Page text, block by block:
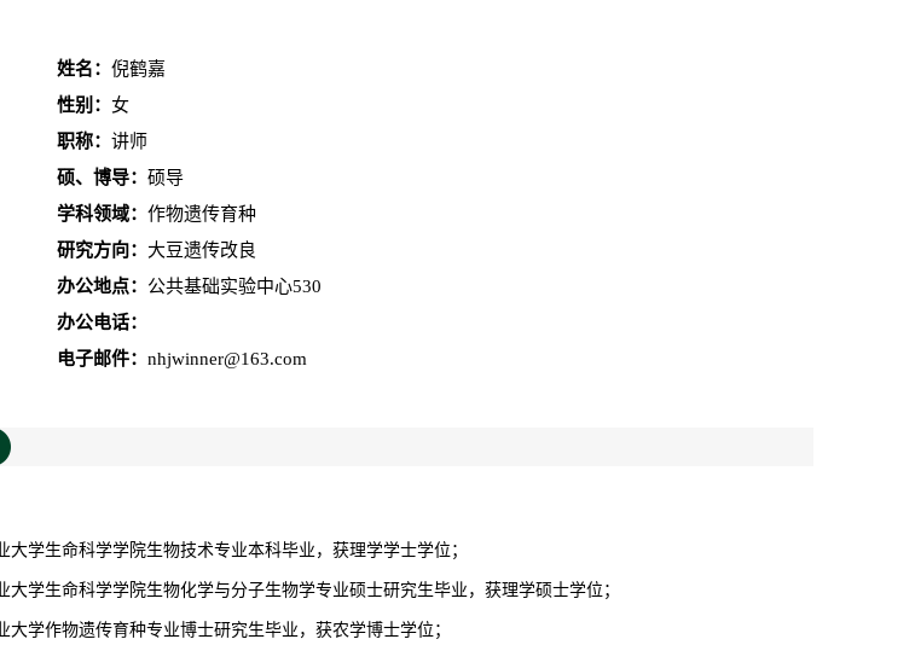
姓名： 倪鹤嘉
性别： 女
职称： 讲师
硕、博导： 硕导
学科领域： 作物遗传育种
研究方向： 大豆遗传改良
办公地点： 公共基础实验中心530
办公电话：
电子邮件： nhjwinner@163.com
大学生命科学学院生物技术专业本科毕业，获理学学士学位；
大学生命科学学院生物化学与分子生物学专业硕士研究生毕业，获理学硕士学位；
大学作物遗传育种专业博士研究生毕业，获农学博士学位；